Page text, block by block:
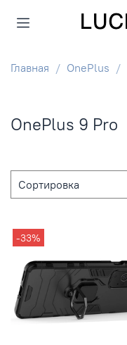
Главная OnePlus
OnePlus 9 Pro
-33%